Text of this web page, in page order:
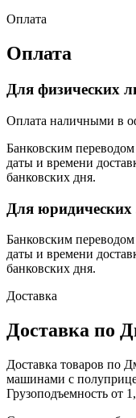
Оплата
Оплата
Для физических
Оплата наличными в
Банковским
даты и времени
банковских дня.
Для юридических
Банковским
даты и времени
банковских дня.
Доставка
Доставка по
Доставка товаров по
машинами с
Грузоподъемность от